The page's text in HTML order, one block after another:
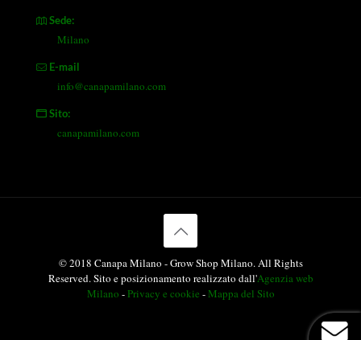
Sede:
Milano
E-mail
info@canapamilano.com
Sito:
canapamilano.com
© 2018 Canapa Milano - Grow Shop Milano. All Rights
Reserved. Sito e posizionamento realizzato dall'Agenzia web
Milano -Privacy e cookie -Mappa del Sito